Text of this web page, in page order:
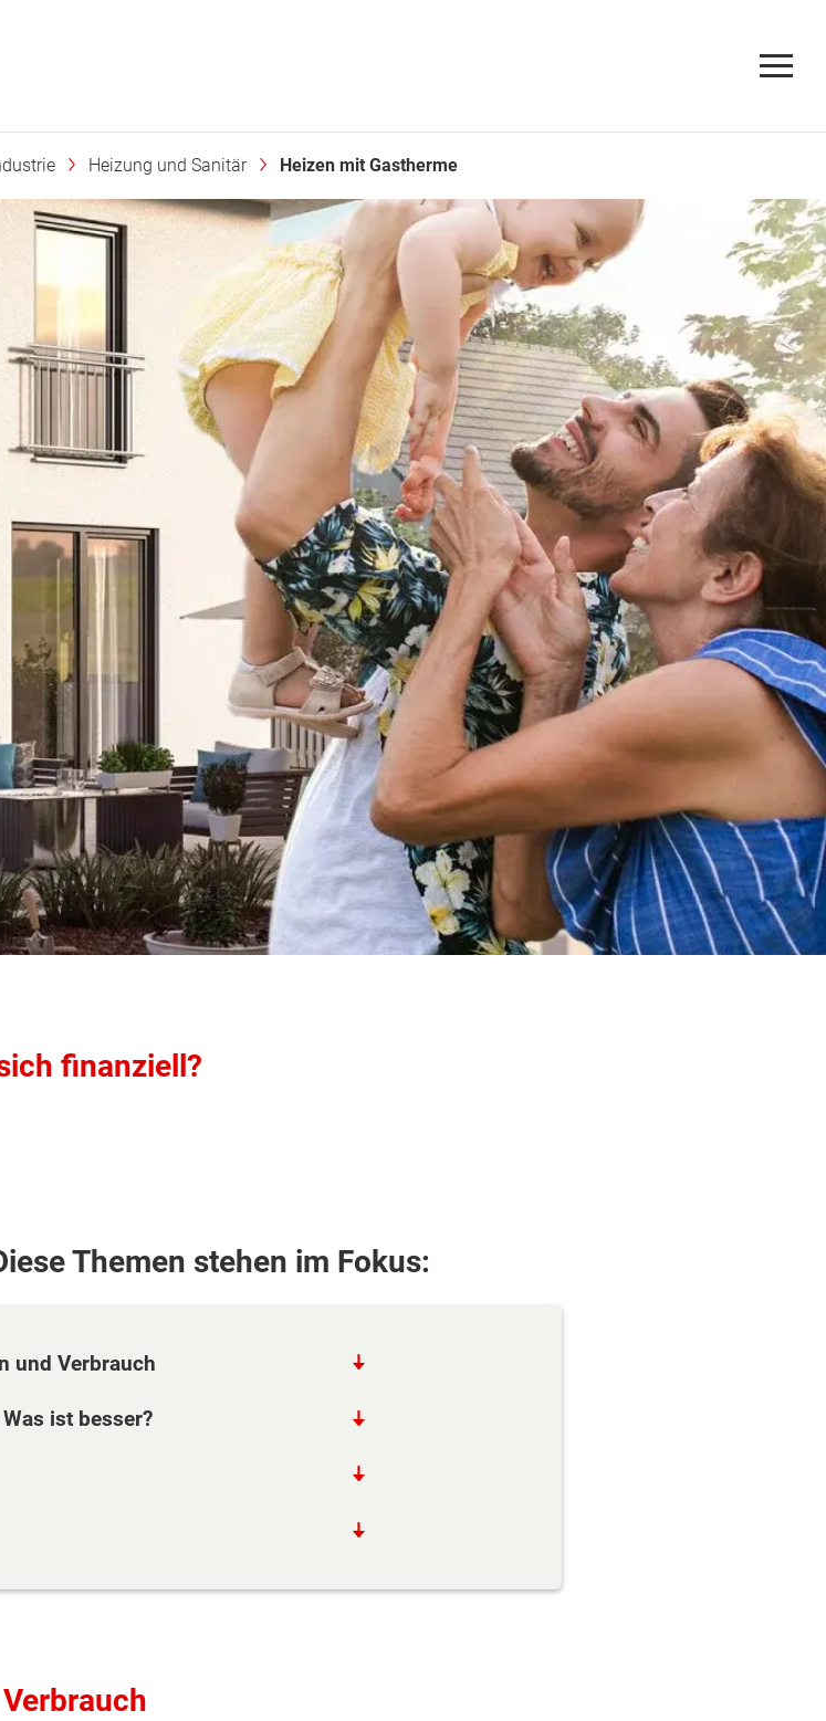
Heizung und Sanitär Heizen mit Gastherme
finanziell?
Themen stehen im Fokus:
und Verbrauch
ist besser?